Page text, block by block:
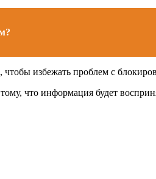
избежать проблем с
что информация будет